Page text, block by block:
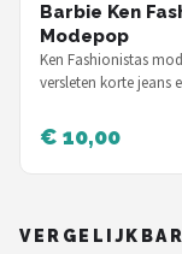
Barbie Ken
Modepop
Ken Fashionistas
versleten korte jeans
€ 10,00